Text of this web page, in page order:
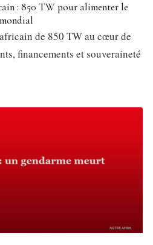
: 850 TW pour alimenter le
de 850 TW au cœur de
financements et souveraineté